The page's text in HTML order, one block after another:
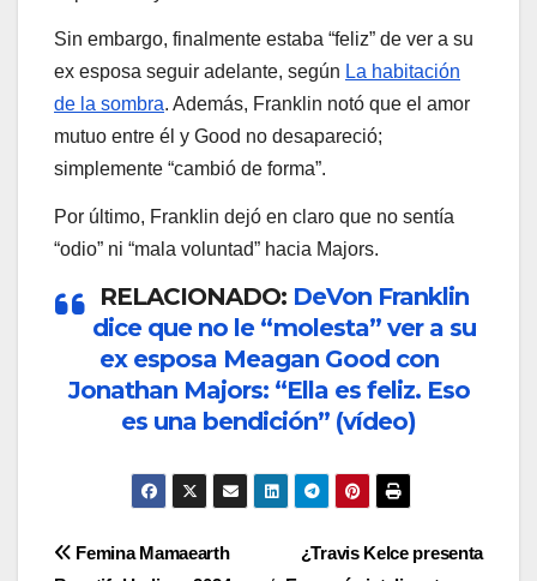
Sin embargo, finalmente estaba “feliz” de ver a su
ex esposa seguir adelante, según La habitación
de la sombra. Además, Franklin notó que el amor
mutuo entre él y Good no desapareció;
simplemente “cambió de forma”.
Por último, Franklin dejó en claro que no sentía
“odio” ni “mala voluntad” hacia Majors.
RELACIONADO: DeVon Franklin
dice que no le “molesta” ver a su
ex esposa Meagan Good con
Jonathan Majors: “Ella es feliz. Eso
es una bendición” (vídeo)
Post
¿Travis Kelce presenta
Femina Mamaearth